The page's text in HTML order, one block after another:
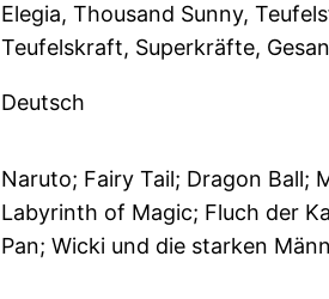
Elegia, Thousand Sunny,
Teufelskraft, Superkräfte,
Deutsch
Naruto; Fairy Tail; Dragon Ball;
Labyrinth of Magic; Fluch der
Pan; Wicki und die starken